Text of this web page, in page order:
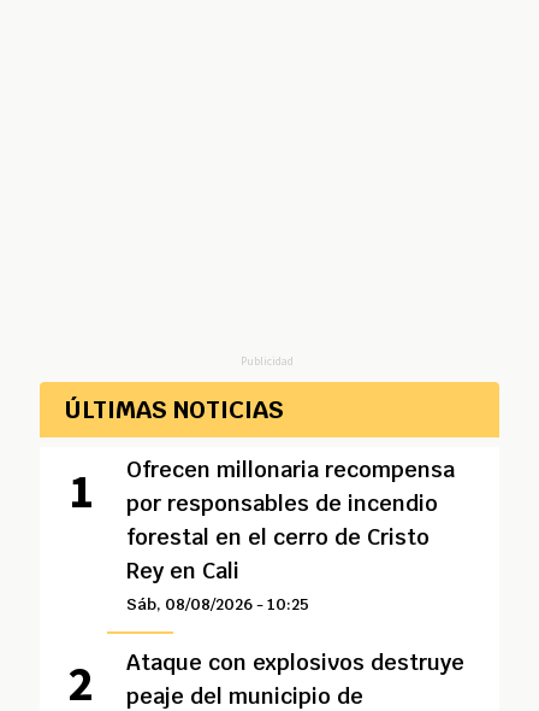
Publicidad
ÚLTIMAS NOTICIAS
Ofrecen millonaria recompensa
por responsables de incendio
forestal en el cerro de Cristo
Rey en Cali
Sáb, 08/08/2026 - 10:25
Ataque con explosivos destruye
peaje del municipio de